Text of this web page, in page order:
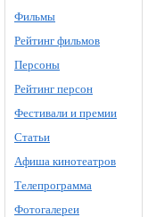
Фильмы
Рейтинг фильмов
Персоны
Рейтинг персон
Фестивали и премии
Статьи
Афиша кинотеатров
Телепрограмма
Фотогалереи